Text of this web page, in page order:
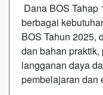
Dana BOS
berbagai
BOS Tahun 2025,
dan bahan
langganan daya
pembelajaran dan